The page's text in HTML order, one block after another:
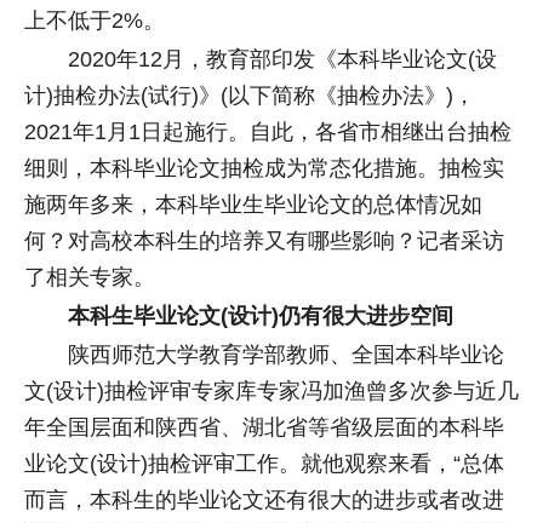
上不低于2%。
2020年12月，教育部印发《本科毕业论文(设
计)抽检办法(试行)》(以下简称《抽检办法》)，
2021年1月1日起施行。自此，各省市相继出台抽检
细则，本科毕业论文抽检成为常态化措施。抽检实
施两年多来，本科毕业生毕业论文的总体情况如
何？对高校本科生的培养又有哪些影响？记者采访
了相关专家。
本科生毕业论文(设计)仍有很大进步空间
陕西师范大学教育学部教师、全国本科毕业论
文(设计)抽检评审专家库专家冯加渔曾多次参与近几
年全国层面和陕西省、湖北省等省级层面的本科毕
业论文(设计)抽检评审工作。就他观察来看，“总体
而言，本科生的毕业论文还有很大的进步或者改进